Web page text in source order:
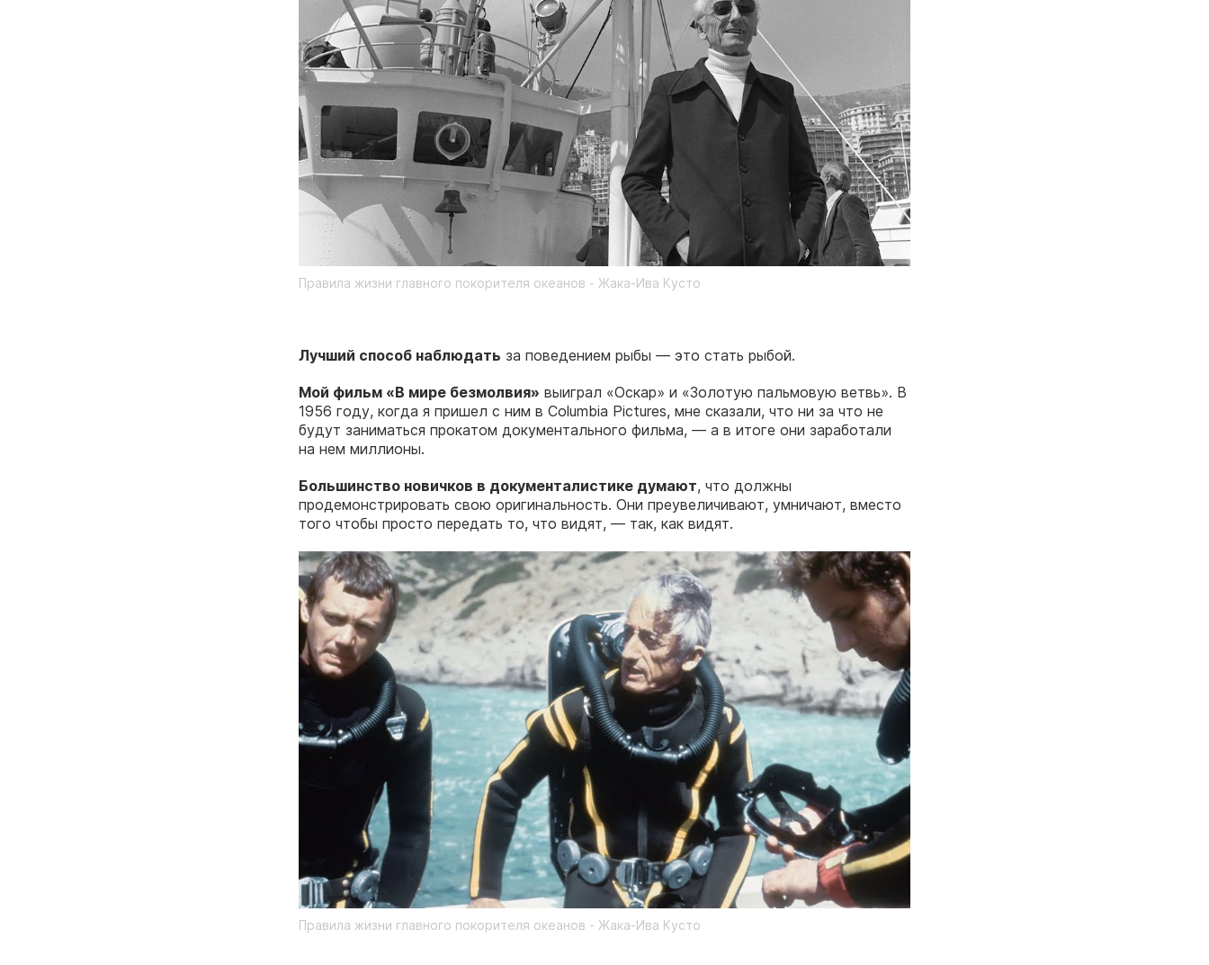
Правила жизни главного покорителя океанов - Жака-Ива Кусто
Лучший способ наблюдать за поведением рыбы — это стать рыбой.
Мой фильм «В мире безмолвия» выиграл «Оскар» и «Золотую пальмовую ветвь». В
1956 году, когда я пришел с ним в Columbia Pictures, мне сказали, что ни за что не
будут заниматься прокатом документального фильма, — а в итоге они заработали
на нем миллионы.
Большинство новичков в документалистике думают, что должны
продемонстрировать свою оригинальность. Они преувеличивают, умничают, вместо
того чтобы просто передать то, что видят, — так, как видят.
Правила жизни главного покорителя океанов - Жака-Ива Кусто